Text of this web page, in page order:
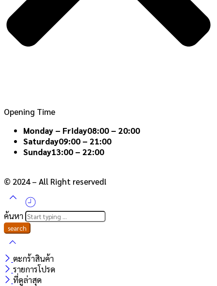
Opening Time
Monday – Friday08:00 – 20:00
Saturday09:00 – 21:00
Sunday13:00 – 22:00
© 2024 – All Right reserved!
ค้นหา
ตะกร้าสินค้า
รายการโปรด
ที่ดูล่าสุด